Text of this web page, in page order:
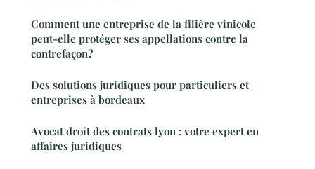
Comment une entreprise de la filière vinicole
peut-elle protéger ses appellations contre la
contrefaçon?
Des solutions juridiques pour particuliers et
entreprises à bordeaux
Avocat droit des contrats lyon : votre expert en
affaires juridiques